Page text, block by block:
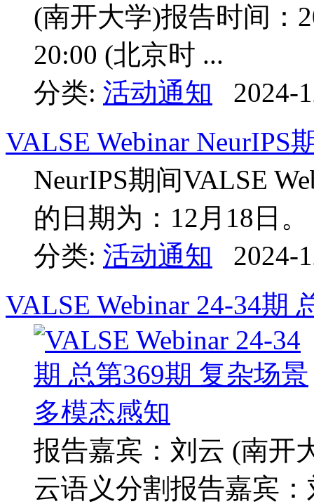
(南开大学)报告时间：
20:00 (北京时 ...
分类: 活动通知
2024-
VALSE Webinar NeurIPS
NeurIPS期间VALSE
的日期为：12月18日。
分类: 活动通知
2024-
VALSE Webinar 24-34期
报告嘉宾：刘云 (南开
云语义分割报告嘉宾